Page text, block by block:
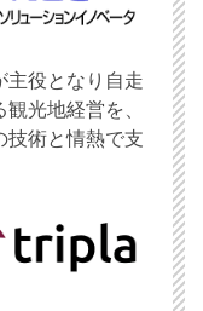
主役となり自走
観光地経営を、
技術と情熱で支